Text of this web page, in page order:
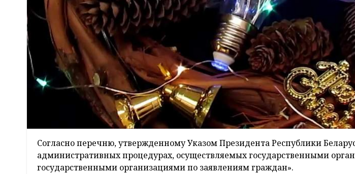
Согласно перечню, утвержденному Указом Президента Республики
административных процедурах, осуществляемых государственными
государственными организациями по заявлениям граждан».